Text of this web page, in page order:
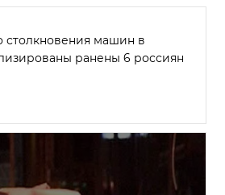
столкновения машин в
ранены 6 россиян